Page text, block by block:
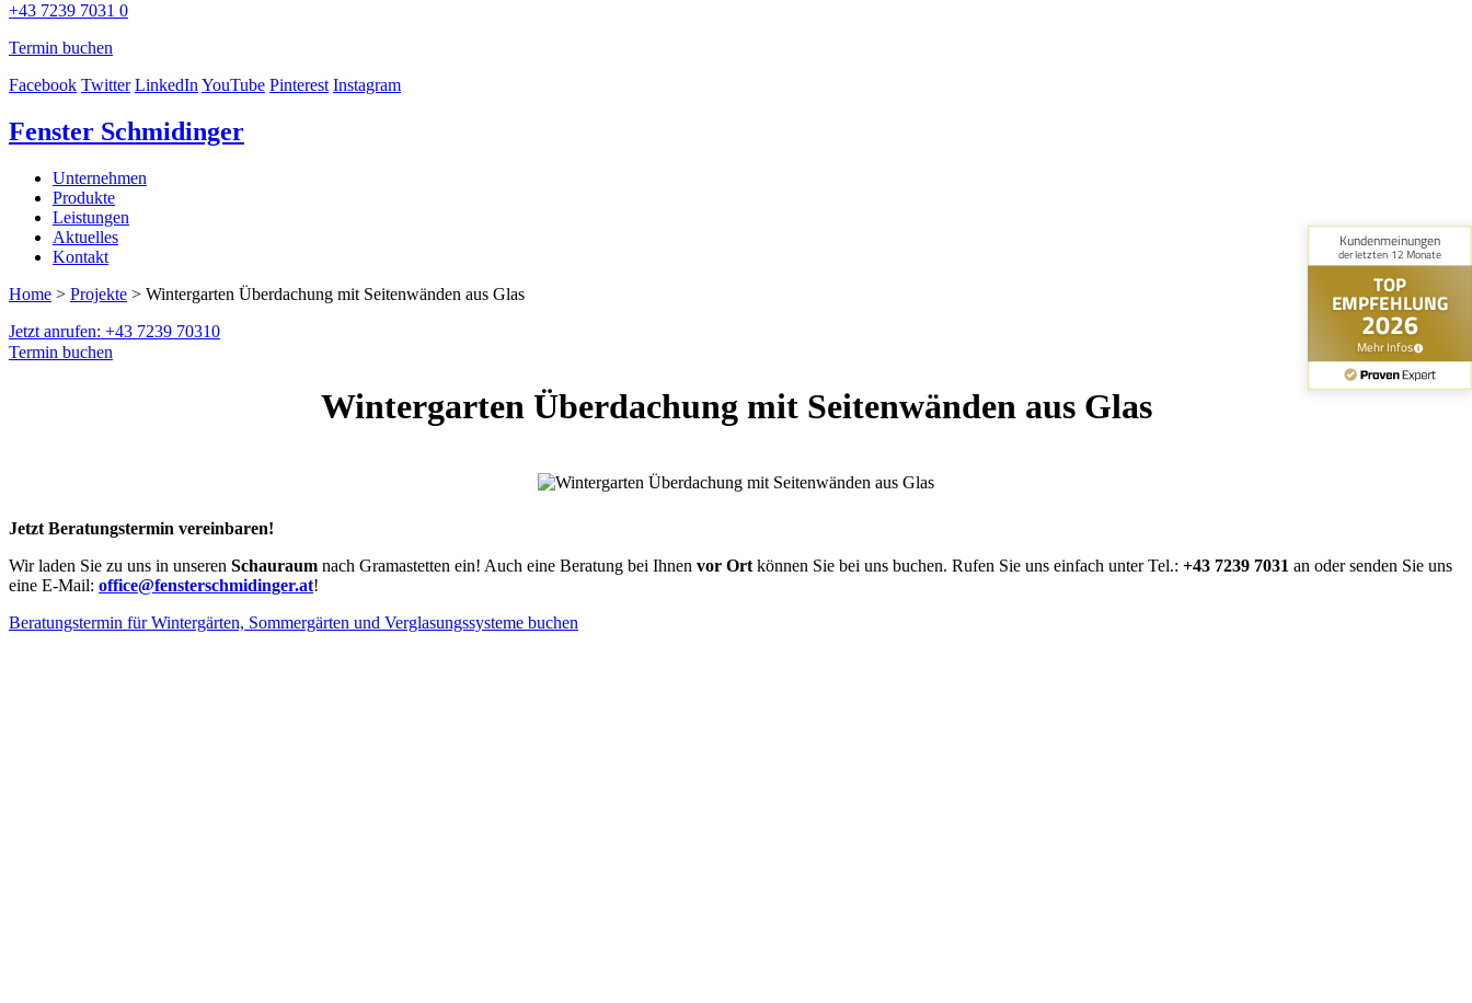
+43 7239 7031 0
Termin buchen
Facebook Twitter LinkedInYouTube Pinterest Instagram
Fenster Schmidinger
Unternehmen
Produkte
Leistungen
Aktuelles
Kontakt
Home > Projekte > Wintergarten Überdachung mit Seitenwänden aus Glas
Jetzt anrufen: +43 7239 70310
Termin buchen
Wintergarten Überdachung mit Seitenwänden aus Glas
Jetzt Beratungstermin vereinbaren!
Wir laden Sie zu uns in unseren Schauraum nach Gramastetten ein! Auch eine Beratung bei Ihnen vor Ort können Sie bei uns buchen. Rufen Sie uns einfach unter Tel.: +43 7239 7031 an oder senden Sie uns
eine E-Mail: office@fensterschmidinger.at!
Beratungstermin für Wintergärten, Sommergärten und Verglasungssysteme buchen